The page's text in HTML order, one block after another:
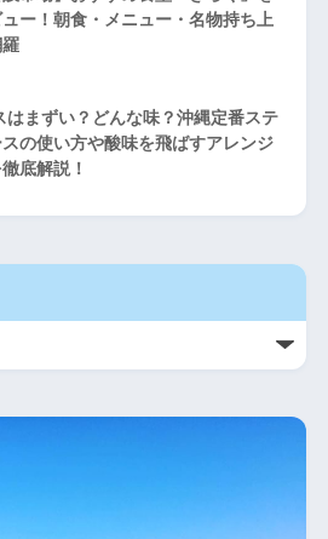
ー！朝食・メニュー・名物持ち上
はまずい？どんな味？沖縄定番ステ
の使い方や酸味を飛ばすアレンジ
底解説！